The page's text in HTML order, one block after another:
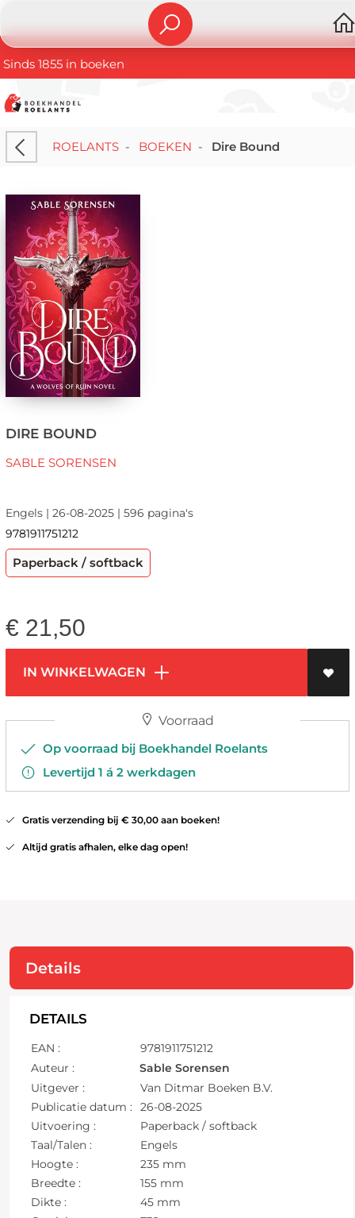
Sinds 1855 in boeken
ROELANTS- BOEKEN - Dire Bound
DIRE BOUND
SABLE SORENSEN
Engels | 26-08-2025 | 596 pagina's
9781911751212
Paperback / softback
€ 21,50
IN WINKELWAGEN
Voorraad
Op voorraad bij Boekhandel Roelants
Levertijd 1 á 2 werkdagen
Gratis verzending bij € 30,00 aan boeken!
Altijd gratis afhalen, elke dag open!
Details
DETAILS
EAN :
9781911751212
Auteur :
Sable Sorensen
Uitgever :
Van Ditmar Boeken B.V.
Publicatie datum :
26-08-2025
Uitvoering :
Paperback / softback
Taal/Talen :
Engels
Hoogte :
235 mm
Breedte :
155 mm
Dikte :
45 mm